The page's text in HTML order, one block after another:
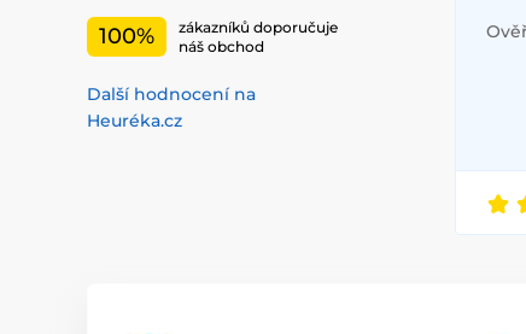
100%
zákazníků doporučuje
náš obchod
Další hodnocení na
Heuréka.cz